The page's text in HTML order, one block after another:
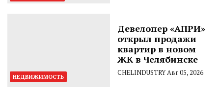
НЕДВИЖИМОСТЬ
Девелопер «АПРИ»
открыл продажи
квартир в новом
ЖК в Челябинске
CHELINDUSTRYАвг 05, 2026